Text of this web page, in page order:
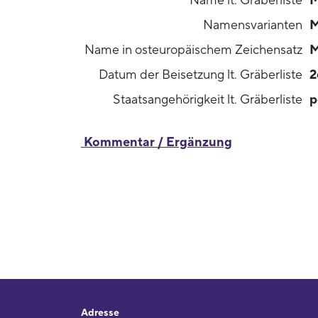
Namensvarianten
Name in osteuropäischem Zeichensatz
Datum der Beisetzung lt. Gräberliste
Staatsangehörigkeit lt. Gräberliste
Kommentar / Ergänzung
Adresse